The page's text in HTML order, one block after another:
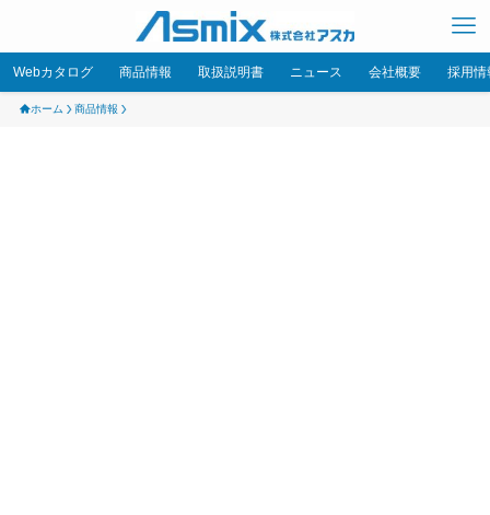
Webカタログ 商品情報 取扱説明書 ニュース 会社概要 採用情
ホーム 商品情報